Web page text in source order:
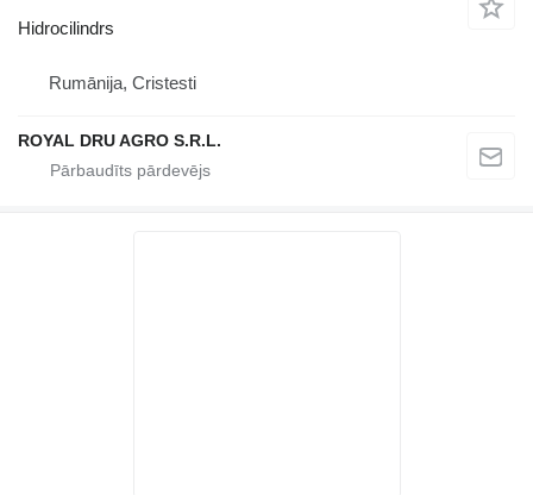
Hidrocilindrs
Rumānija, Cristesti
ROYAL DRU AGRO S.R.L.